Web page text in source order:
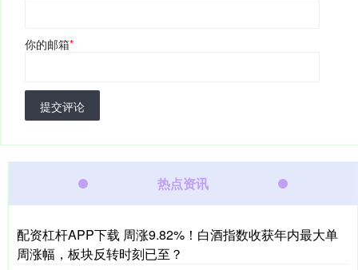
你的邮箱*
提交评论
热点资讯
配资杠杆APP下载 周涨9.82%！白酒指数收获年内最大单
周涨幅，板块反转时刻已至？